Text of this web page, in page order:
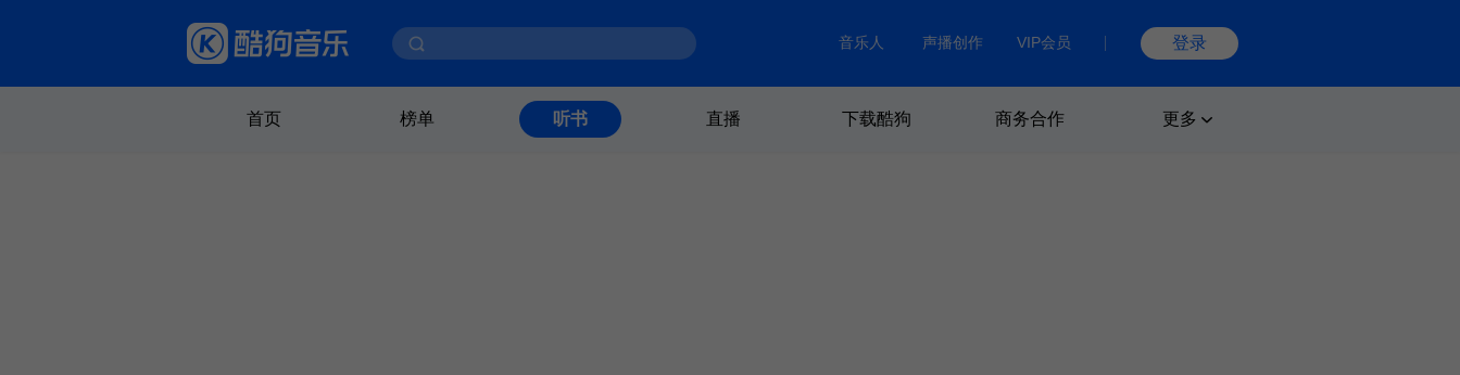
音乐人 声播创作 VIP会员 登录
首页 榜单 听书 直播 下载酷狗 商务合作 更多